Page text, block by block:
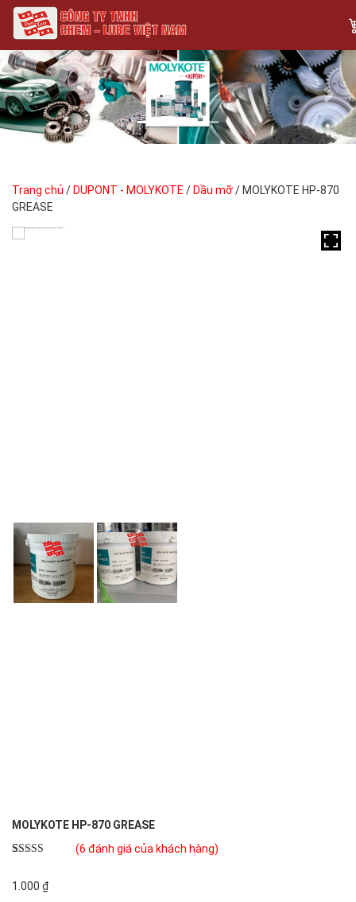
Previous Next
Trang chủ / DUPONT - MOLYKOTE / Dầu mỡ/ MOLYKOTE HP-870
GREASE
MOLYKOTE HP-870 GREASE
đánh giá
(6 đánh giá của khách hàng)
1.000 ₫